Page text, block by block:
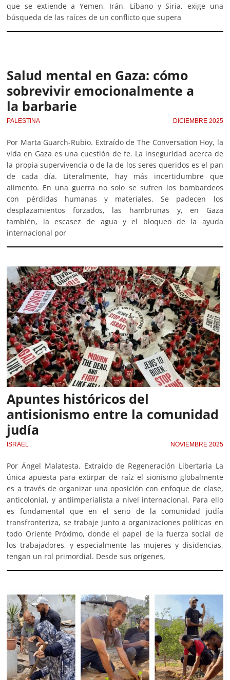
que se extiende a Yemen, Irán, Líbano y Siria, exige una
búsqueda de las raíces de un conflicto que supera
Salud mental en Gaza: cómo
sobrevivir emocionalmente a
la barbarie
PALESTINA DICIEMBRE 2025
Por Marta Guarch-Rubio. Extraído de The Conversation Hoy, la
vida en Gaza es una cuestión de fe. La inseguridad acerca de
la propia supervivencia o de la de los seres queridos es el pan
de cada día. Literalmente, hay más incertidumbre que
alimento. En una guerra no solo se sufren los bombardeos
con pérdidas humanas y materiales. Se padecen los
desplazamientos forzados, las hambrunas y, en Gaza
también, la escasez de agua y el bloqueo de la ayuda
internacional por
Apuntes históricos del
antisionismo entre la comunidad
judía
ISRAEL NOVIEMBRE 2025
Por Ángel Malatesta. Extraído de Regeneración Libertaria La
única apuesta para extirpar de raíz el sionismo globalmente
es a través de organizar una oposición con enfoque de clase,
anticolonial, y antiimperialista a nivel internacional. Para ello
es fundamental que en el seno de la comunidad judía
transfronteriza, se trabaje junto a organizaciones políticas en
todo Oriente Próximo, donde el papel de la fuerza social de
los trabajadores, y especialmente las mujeres y disidencias,
tengan un rol primordial. Desde sus orígenes,